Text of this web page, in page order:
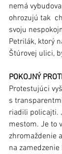
nemá
ohrozujú tak
svoju
Petrilák, ktorý
Štúrovej ulici,
POKOJNÝ
Protestujúci
s
riadili policajti.
mestom. Je to
zhromaždenie
na zamedzenie